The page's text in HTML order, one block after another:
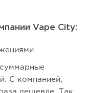
Vape City:
С компанией,
дешевле. Так